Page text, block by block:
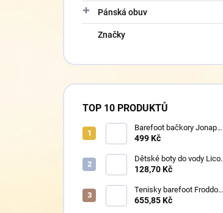
Pánská obuv
Značky
TOP 10 PRODUKTŮ
Barefoot bačkory Jonap
Home New fialová kočička
499 Kč
Dětské boty do vody Lico
430124 růžové
128,70 Kč
Tenisky barefoot Froddo
G1700440-17 Mint
655,85 Kč